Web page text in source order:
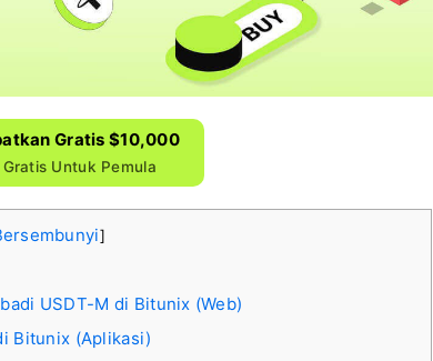
Gratis $10,000
Untuk Pemula
]
USDT-M di Bitunix (Web)
Bitunix (Aplikasi)